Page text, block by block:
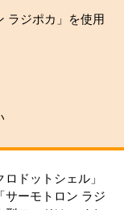
ラジポカ」を使用
ドットシェル」
サーモトロン ラジ